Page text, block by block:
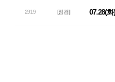
2919 [점검] 07.28(